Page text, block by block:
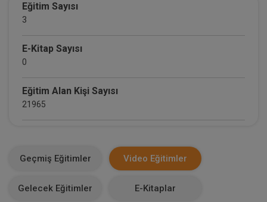
Eğitim Sayısı
3
E-Kitap Sayısı
0
Eğitim Alan Kişi Sayısı
21965
0
Geçmiş Eğitimler Video Eğitimler
Gelecek Eğitimler E-Kitaplar